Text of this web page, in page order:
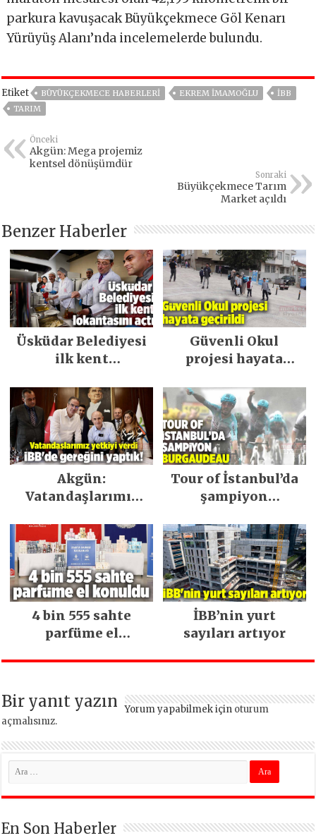
parkura kavuşacak Büyükçekmece Göl Kenarı
Yürüyüş Alanı’nda incelemelerde bulundu.
Etiket BÜYÜKÇEKMECE HABERLERI EKREM İMAMOĞLU
IBB
TARIM
Önceki
Akgün: Mega projemiz
kentsel dönüşümdür
Sonraki
Büyükçekmece Tarım
Market açıldı
Benzer Haberler
Üsküdar Belediyesi
ilk kent
Güvenli Okul
projesi hayata
Akgün:
Vatandaşlarımız
gereğini yaptık!
Tour of İstanbul’da
şampiyon
4 bin 555 sahte
parfüme el
İBB’nin yurt
sayıları artıyor
Bir yanıt yazın Yorum yapabilmek için oturum
açmalısınız.
En Son Haberler